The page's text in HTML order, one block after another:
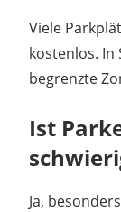
Viele
kostenlos. In
begrenzte
Ist
Ja,